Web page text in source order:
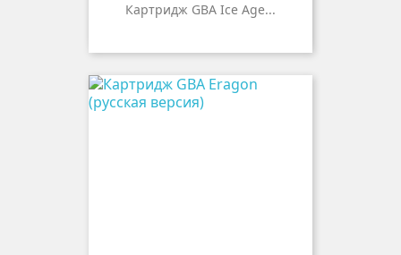
Картридж GBA Ice Age...